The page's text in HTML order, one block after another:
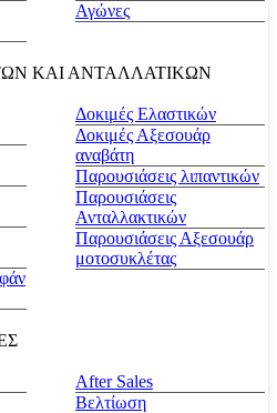
Αγώνες
ΚΑΙ ΑΝΤΑΛΛΑΤΙΚΩΝ
Δοκιμές Ελαστικών
Δοκιμές Αξεσουάρ
αναβάτη
Παρουσιάσεις λιπαντικών
Παρουσιάσεις
Ανταλλακτικών
Παρουσιάσεις Αξεσουάρ
μοτοσυκλέτας
Αfter Sales
Βελτίωση